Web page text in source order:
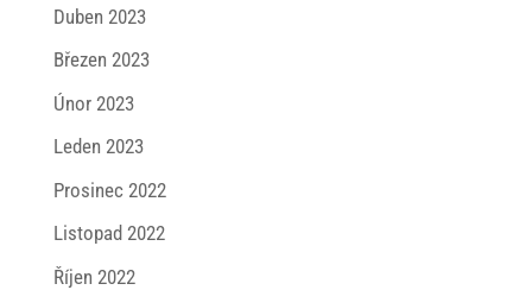
Duben 2023
Březen 2023
Únor 2023
Leden 2023
Prosinec 2022
Listopad 2022
Říjen 2022